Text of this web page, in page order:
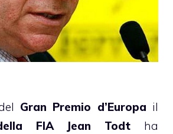
Gran Premio d’Europa il
FIA Jean Todt ha